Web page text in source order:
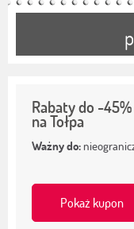
Rabaty do -
na Tołpa
Ważny do:
Pokaż kupon